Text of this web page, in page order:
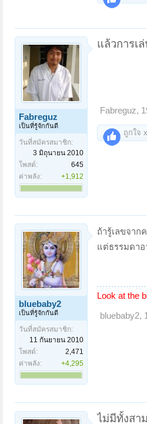
Fabreguz
เป็นที่รู้จักกันดี
วันที่สมัครสมาชิก:
3 มิถุนายน 2010
โพสต์:
645
ค่าพลัง:
+1,912
แล้วการเ
Fabreguz,
ถูกใจ x
bluebaby2
เป็นที่รู้จักกันดี
วันที่สมัครสมาชิก:
11 กันยายน 2010
โพสต์:
2,471
ค่าพลัง:
+4,295
ถ้ารู้เลขจาก
แต่ธรรมดาอ
Look at the
bluebaby2,
ไม่มีทั้งสา